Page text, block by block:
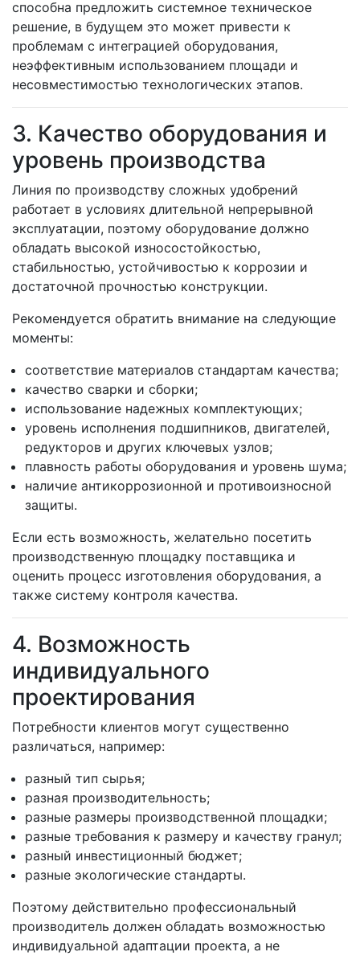
способна предложить системное техническое
решение, в будущем это может привести к
проблемам с интеграцией оборудования,
неэффективным использованием площади и
несовместимостью технологических этапов.
3. Качество оборудования и
уровень производства
Линия по производству сложных удобрений
работает в условиях длительной непрерывной
эксплуатации, поэтому оборудование должно
обладать высокой износостойкостью,
стабильностью, устойчивостью к коррозии и
достаточной прочностью конструкции.
Рекомендуется обратить внимание на следующие
моменты:
соответствие материалов стандартам качества;
качество сварки и сборки;
использование надежных комплектующих;
уровень исполнения подшипников, двигателей,
редукторов и других ключевых узлов;
плавность работы оборудования и уровень шума;
наличие антикоррозионной и противоизносной
защиты.
Если есть возможность, желательно посетить
производственную площадку поставщика и
оценить процесс изготовления оборудования, а
также систему контроля качества.
4. Возможность
индивидуального
проектирования
Потребности клиентов могут существенно
различаться, например:
разный тип сырья;
разная производительность;
разные размеры производственной площадки;
разные требования к размеру и качеству гранул;
разный инвестиционный бюджет;
разные экологические стандарты.
Поэтому действительно профессиональный
производитель должен обладать возможностью
индивидуальной адаптации проекта, а не